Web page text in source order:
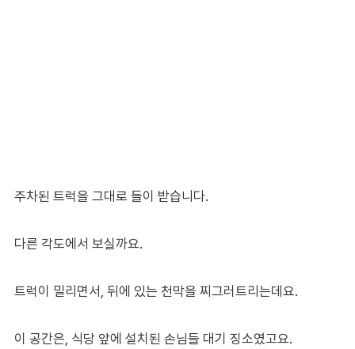
주차된 트럭을 그대로 들이 받습니다.
다른 각도에서 보실까요.
트럭이 밀리면서, 뒤에 있는 천막을 찌그러트리는데요.
이 공간은, 식당 앞에 설치된 손님들 대기 징소였고요.